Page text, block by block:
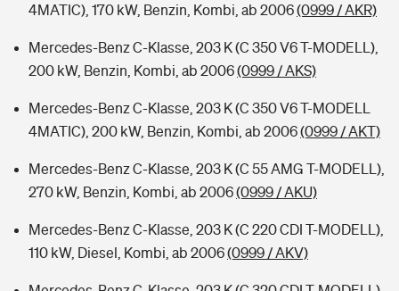
4MATIC), 170 kW, Benzin, Kombi, ab 2006(0999 / AKR)
Mercedes-Benz C-Klasse, 203 K (C 350 V6 T-MODELL),
200 kW, Benzin, Kombi, ab 2006(0999 / AKS)
Mercedes-Benz C-Klasse, 203 K (C 350 V6 T-MODELL
4MATIC), 200 kW, Benzin, Kombi, ab 2006(0999 / AKT)
Mercedes-Benz C-Klasse, 203 K (C 55 AMG T-MODELL),
270 kW, Benzin, Kombi, ab 2006(0999 / AKU)
Mercedes-Benz C-Klasse, 203 K (C 220 CDI T-MODELL),
110 kW, Diesel, Kombi, ab 2006(0999 / AKV)